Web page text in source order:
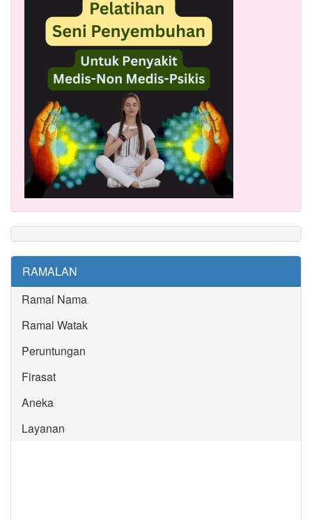
RAMALAN
Ramal Nama
Ramal Watak
Peruntungan
Firasat
Aneka
Layanan